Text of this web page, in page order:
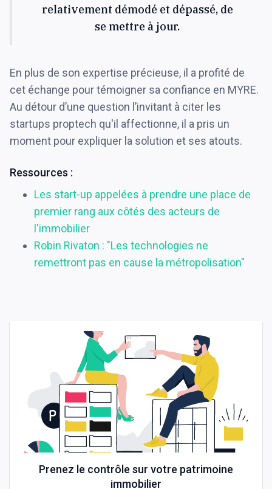
relativement démodé et dépassé, de
se mettre à jour.
En plus de son expertise précieuse, il a profité de
cet échange pour témoigner sa confiance en MYRE.
Au détour d’une question l’invitant à citer les
startups proptech qu'il affectionne, il a pris un
moment pour expliquer la solution et ses atouts.
Ressources :
Les start-up appelées à prendre une place de
premier rang aux côtés des acteurs de
l'immobilier
Robin Rivaton : "Les technologies ne
remettront pas en cause la métropolisation"
Prenez le contrôle sur votre patrimoine
immobilier